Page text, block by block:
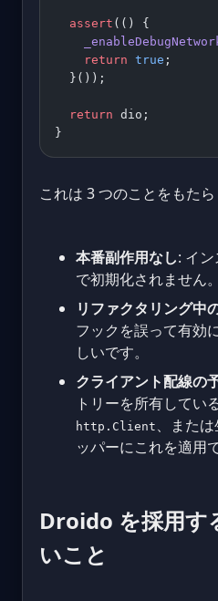
  assert
(() {
    return
true ;
  }());
  return
dio;
}
これは 3 つのことをもたら
本番副作用なし: イ
で初期化されません。
リファクタリング中
フックを誤って有効
しいです。
クライアント配線の
トリーを所有してい
http.Client 、また
ッパーにこれを適用
Droido を採用す
いこと